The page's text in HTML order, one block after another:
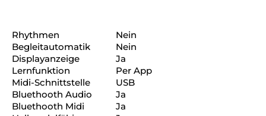
Rhythmen
Nein
Begleitautomatik
Nein
Displayanzeige
Ja
Lernfunktion
Per App
Midi-Schnittstelle
USB
Bluethooth Audio
Ja
Bluethooth Midi
Ja